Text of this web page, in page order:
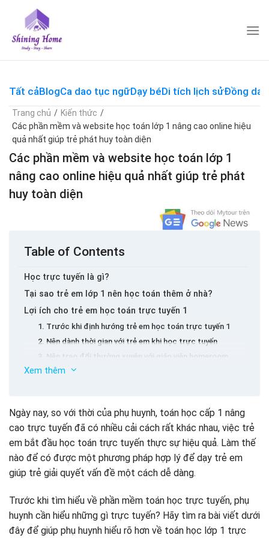
content
Tất cảBlogCa dao tục ngữDạy béDi tích lịch sửĐồng dao
Trang chủ / Kiến thức /
Các phần mềm và website học toán lớp 1 nâng cao online hiệu
quả nhất giúp trẻ phát huy toàn diện
Các phần mềm và website học toán lớp 1
nâng cao online hiệu quả nhất giúp trẻ phát
huy toàn diện
Table of Contents
Học trực tuyến là gì?
Tại sao trẻ em lớp 1 nên học toán thêm ở nhà?
Lợi ích cho trẻ em học toán trực tuyến 1
1. Trước khi định hướng trẻ em học toán trực tuyến 1
2. Nên dành thời gian với trẻ em khi học trực tuyến
3. Nên trao đổi thường xuyên với giáo viên homeroom
4. Hỗ trợ em bé của bạn khi tham gia các bài học trực
quả nhất
1. Shining Home – Gia đình Anh Ngữ Math áp dụng học
toán bằng tiếng Anh trực tuyến số 1 tại Việt Nam
2. Gogoedu.vn Lớp 1 Toán học trực tuyến tại nhà
3. VNDOC.com đã học toán 1 trực tuyến
toxtieuhoc.vn
5.
6. Hỗ trợ trẻ em học toán lớp 1 trực tuyến với
Xem thêm
Ngày nay, so với thời của phụ huynh, toán học cấp 1 nâng
cao trực tuyến đã có nhiều cải cách rất khác nhau, việc trẻ
em bắt đầu học toán trực tuyến thực sự hiệu quả. Làm thế
nào để có được một phương pháp hợp lý để dạy trẻ em
giúp trẻ giải quyết vấn đề một cách dễ dàng.
Trước khi tìm hiểu về phần mềm toán học trực tuyến, phụ
huynh cần hiểu những gì trực tuyến? Hãy tìm ra bài viết dưới
đây để giúp phụ huynh hiểu rõ hơn về toán học lớp 1 trực